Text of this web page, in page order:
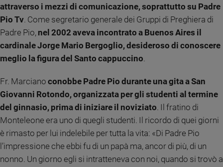
ed
Genitori
figli
Nonni
giovani
Adolescenza
Bioetica
attraverso i mezzi di comunicazione, soprattutto su Padre
Pio Tv. Come segretario generale dei Gruppi di Preghiera di
Padre Pio, nel 2002 aveva incontrato a Buenos Aires il
cardinale Jorge Mario Bergoglio, desideroso di conoscere
meglio la figura del Santo cappuccino.
Fr. Marciano conobbe Padre Pio durante una gita a San
Giovanni Rotondo, organizzata per gli studenti al termine
del ginnasio, prima di iniziare il noviziato. Il fratino di
Monteleone era uno di quegli studenti. Il ricordo di quei giorni
è rimasto per lui indelebile per tutta la vita: «Di Padre Pio
l’impressione che ebbi fu di un papà ma, ancor di più, di un
nonno. Un giorno egli si intratteneva con noi, quando si trovò a